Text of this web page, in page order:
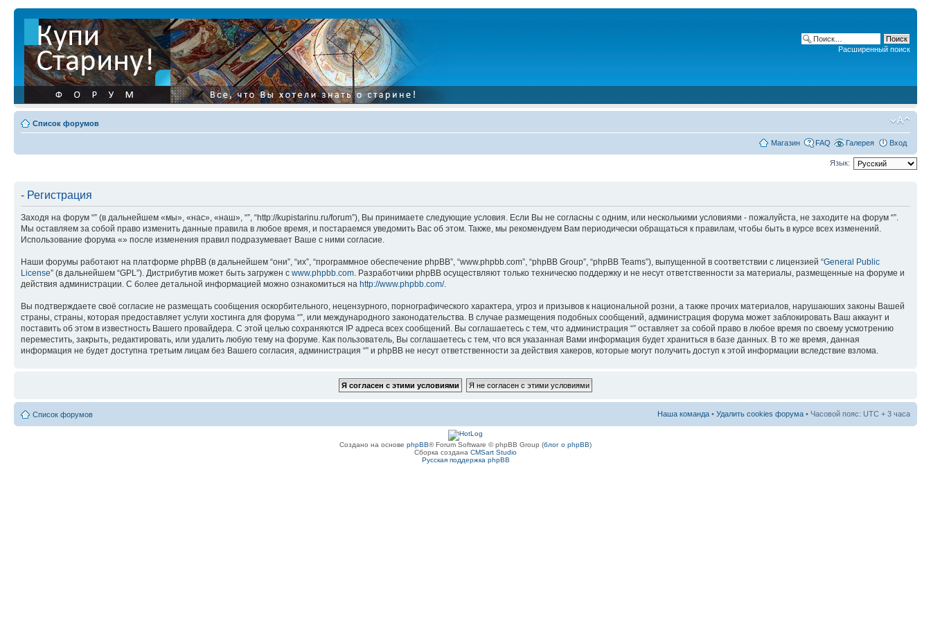
Расширенный поиск
Список форумов
Магазин FAQ Галерея Вход
Язык:
- Регистрация
Заходя на форум “” (в дальнейшем «мы», «нас», «наш», “”, “http://kupistarinu.ru/forum”), Вы принимаете следующие условия. Если Вы не согласны с одним, или несколькими условиями - пожалуйста, не заходите на форум “”.
Мы оставляем за собой право изменить данные правила в любое время, и постараемся уведомить Вас об этом. Также, мы рекомендуем Вам периодически обращаться к правилам, чтобы быть в курсе всех изменений.
Использование форума «» после изменения правил подразумевает Ваше с ними согласие.
Наши форумы работают на платформе phpBB (в дальнейшем “они”, “их”, “программное обеспечение phpBB”, “www.phpbb.com”, “phpBB Group”, “phpBB Teams”), выпущенной в соответствии с лицензией “General Public
License” (в дальнейшем “GPL”). Дистрибутив может быть загружен с www.phpbb.com . Разработчики phpBB осуществляют только техническю поддержку и не несут ответственности за материалы, размещенные на форуме и
действия администрации. С более детальной информацией можно ознакомиться на http://www.phpbb.com/.
Вы подтверждаете своё согласие не размещать сообщения оскорбительного, нецензурного, порнографического характера, угроз и призывов к национальной розни, а также прочих материалов, нарушаюших законы Вашей
страны, страны, которая предоставляет услуги хостинга для форума “”, или международного законодательства. В случае размещения подобных сообщений, администрация форума может заблокировать Ваш аккаунт и
поставить об этом в известность Вашего провайдера. С этой целью сохраняются IP адреса всех сообщений. Вы соглашаетесь с тем, что администрация “” оставляет за собой право в любое время по своему усмотрению
переместить, закрыть, редактировать, или удалить любую тему на форуме. Как пользователь, Вы соглашаетесь с тем, что вся указанная Вами информация будет храниться в базе данных. В то же время, данная
информация не будет доступна третьим лицам без Вашего согласия, администрация “” и phpBB не несут ответственности за действия хакеров, которые могут получить доступ к этой информации вследствие взлома.
Список форумов Наша команда • Удалить cookies форума • Часовой пояс: UTC + 3 часа
Создано на основе phpBB® Forum Software © phpBB Group (блог о phpBB)
Сборка создана CMSart Studio
Русская поддержка phpBB